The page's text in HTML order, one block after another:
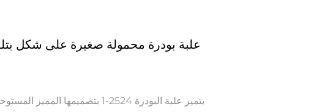
يتميز علبة البودرة 2524-1 بتصميمها